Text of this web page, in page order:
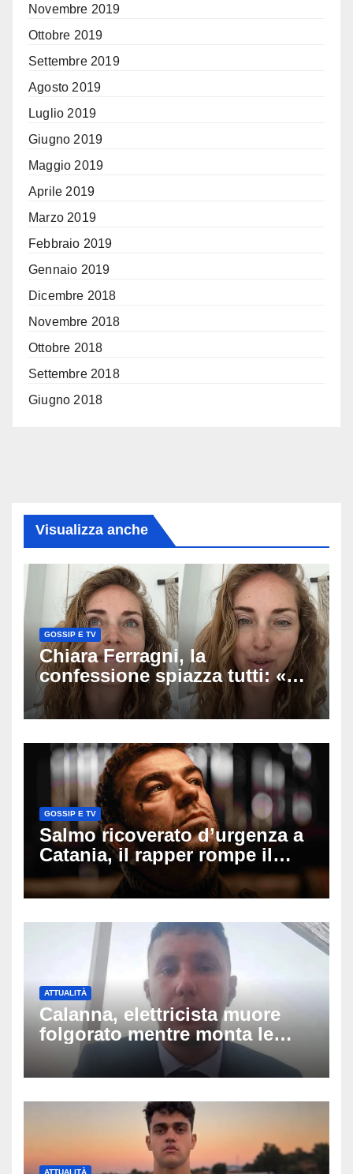
Novembre 2019
Ottobre 2019
Settembre 2019
Agosto 2019
Luglio 2019
Giugno 2019
Maggio 2019
Aprile 2019
Marzo 2019
Febbraio 2019
Gennaio 2019
Dicembre 2018
Novembre 2018
Ottobre 2018
Settembre 2018
Giugno 2018
Visualizza anche
GOSSIP E TV
Chiara Ferragni, la
confessione spiazza tutti: «Un
mio ex voleva che mi rifacessi
il seno». Poi svela i ritocchi di
GOSSIP E TV
Salmo ricoverato d’urgenza a
Catania, il rapper rompe il
silenzio dopo la notte in
ospedale: come sta e cosa
ATTUALITÀ
Calanna, elettricista muore
folgorato mentre monta le
luminarie della festa: chi era
Fabio Calabrò e cosa è